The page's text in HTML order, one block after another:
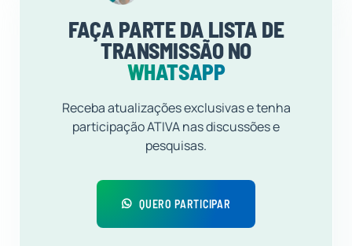
FAÇA PARTE DA LISTA DE
TRANSMISSÃO NO
WHATSAPP
Receba atualizações exclusivas e tenha
participação ATIVA nas discussões e
pesquisas.
QUERO PARTICIPAR